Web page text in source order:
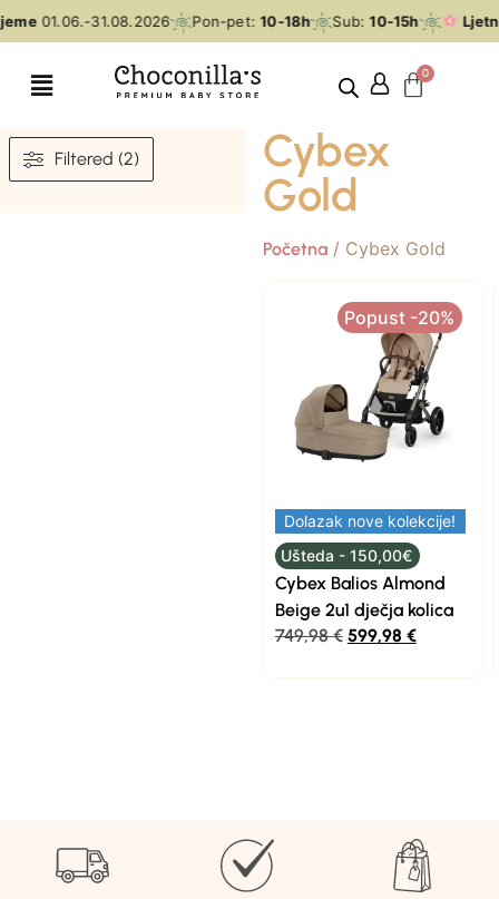
01.06.-31.08.2026 Pon-pet: 10-18h Sub: 10-15h
Filtered (2)
Cybex
Gold
Početna/ Cybex Gold
Popust -20%
Dolazak nove kolekcije!
Ušteda - 150,00€
Cybex Balios Almond
Beige 2u1 dječja kolica
749,98€ 599,98 €